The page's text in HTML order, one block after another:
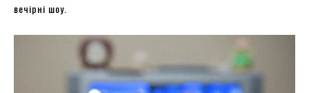
вечірні шоу.